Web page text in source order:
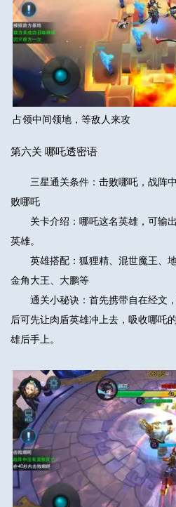
占领中间领地，等敌人来攻
第六关 哪吒透密语
三星通关条件：击败哪吒，战阵
败哪吒
关卡介绍：哪吒这名英雄，可输
英雄。
英雄搭配：狐狸精、混世魔王、地
金角大王、大鹏等
通关小秘诀：首先携带自在经文
后可先让肉盾英雄冲上去，吸收哪吒
雄后手上。